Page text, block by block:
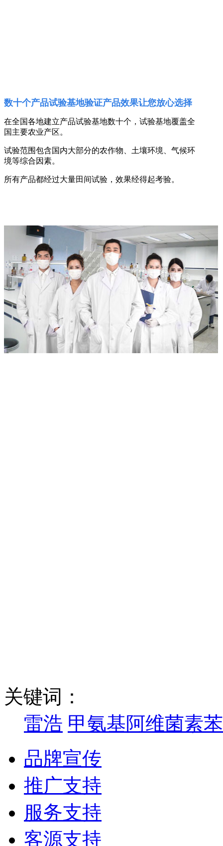
数十个产品试验基地验证产品效果让您放心选择
在全国各地建立产品试验基地数十个，试验基地覆盖全
国主要农业产区。
试验范围包含国内大部分的农作物、土壤环境、气候环
境等综合因素。
所有产品都经过大量田间试验，效果经得起考验。
关键词：
雷浩 甲氨基阿维菌素
品牌宣传
推广支持
服务支持
客源支持